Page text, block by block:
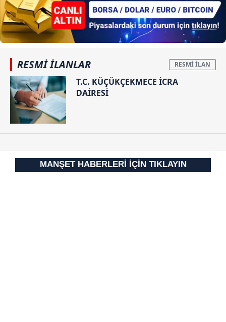
RESMİ İLANLAR
T.C. KÜÇÜKÇEKMECE İCRA
DAİRESİ
MANŞET HABERLERİ İÇİN TIKLAYIN